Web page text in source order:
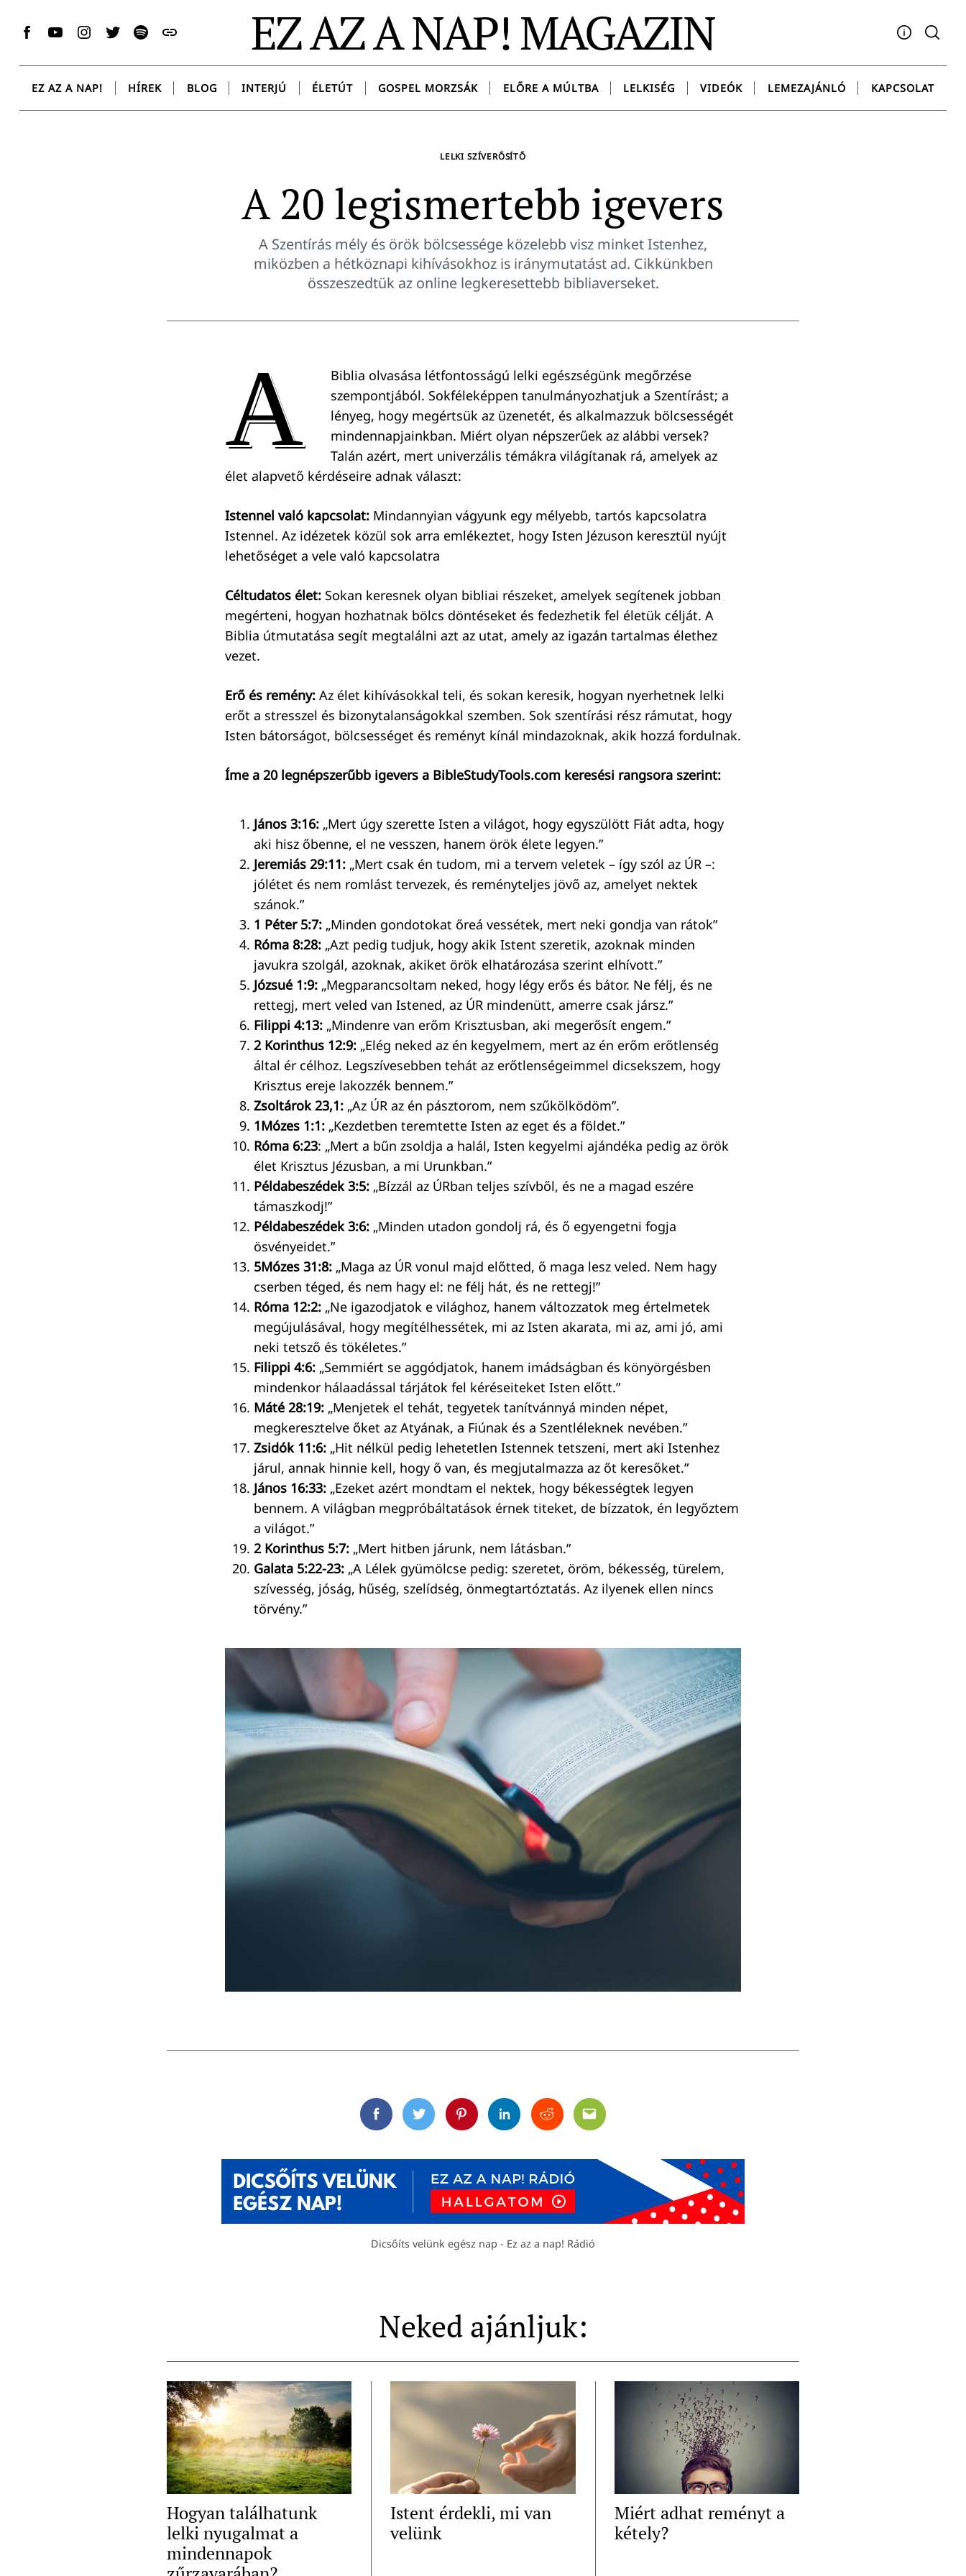
Facebook
YouTubeInstagram
TwitterSpotifyMessenger EZ AZ A NAP! MAGAZIN
Facebook
YouTubeInstagram
TwitterSpotify
EZ AZ A NAP! HÍREK BLOG INTERJÚ ÉLETÚT GOSPEL MORZSÁK ELŐRE A MÚLTBA LELKISÉG VIDEÓK LEMEZAJÁNLÓ KAPCSOLAT
LELKI SZÍVERŐSÍTŐ
A 20 legismertebb igevers
A Szentírás mély és örök bölcsessége közelebb visz minket Istenhez,
miközben a hétköznapi kihívásokhoz is iránymutatást ad. Cikkünkben
összeszedtük az online legkeresettebb bibliaverseket.
A
Biblia olvasása létfontosságú lelki egészségünk megőrzése
szempontjából. Sokféleképpen tanulmányozhatjuk a Szentírást; a
lényeg, hogy megértsük az üzenetét, és alkalmazzuk bölcsességét
mindennapjainkban. Miért olyan népszerűek az alábbi versek?
Talán azért, mert univerzális témákra világítanak rá, amelyek az
élet alapvető kérdéseire adnak választ:
Istennel való kapcsolat: Mindannyian vágyunk egy mélyebb, tartós kapcsolatra
Istennel. Az idézetek közül sok arra emlékeztet, hogy Isten Jézuson keresztül nyújt
lehetőséget a vele való kapcsolatra
Céltudatos élet:Sokan keresnek olyan bibliai részeket, amelyek segítenek jobban
megérteni, hogyan hozhatnak bölcs döntéseket és fedezhetik fel életük célját. A
Biblia útmutatása segít megtalálni azt az utat, amely az igazán tartalmas élethez
vezet.
Erő és remény:Az élet kihívásokkal teli, és sokan keresik, hogyan nyerhetnek lelki
erőt a stresszel és bizonytalanságokkal szemben. Sok szentírási rész rámutat, hogy
Isten bátorságot, bölcsességet és reményt kínál mindazoknak, akik hozzá fordulnak.
Íme a 20 legnépszerűbb igevers a BibleStudyTools.com keresési rangsora szerint:
János 3:16:„Mert úgy szerette Isten a világot, hogy egyszülött Fiát adta, hogy
aki hisz őbenne, el ne vesszen, hanem örök élete legyen.”
Jeremiás 29:11:„Mert csak én tudom, mi a tervem veletek – így szól az ÚR –:
jólétet és nem romlást tervezek, és reményteljes jövő az, amelyet nektek
szánok.”
1 Péter 5:7:„Minden gondotokat őreá vessétek, mert neki gondja van rátok”
Róma 8:28:„Azt pedig tudjuk, hogy akik Istent szeretik, azoknak minden
javukra szolgál, azoknak, akiket örök elhatározása szerint elhívott.”
Józsué 1:9:„Megparancsoltam neked, hogy légy erős és bátor. Ne félj, és ne
rettegj, mert veled van Istened, az ÚR mindenütt, amerre csak jársz.”
Filippi 4:13: „Mindenre van erőm Krisztusban, aki megerősít engem.”
2 Korinthus 12:9: „Elég neked az én kegyelmem, mert az én erőm erőtlenség
által ér célhoz. Legszívesebben tehát az erőtlenségeimmel dicsekszem, hogy
Krisztus ereje lakozzék bennem.”
Zsoltárok 23,1:„Az ÚR az én pásztorom, nem szűkölködöm”.
1Mózes 1:1:„Kezdetben teremtette Isten az eget és a földet.”
Róma 6:23: „Mert a bűn zsoldja a halál, Isten kegyelmi ajándéka pedig az örök
élet Krisztus Jézusban, a mi Urunkban.”
Példabeszédek 3:5:„Bízzál az ÚRban teljes szívből, és ne a magad eszére
támaszkodj!”
Példabeszédek 3:6:„Minden utadon gondolj rá, és ő egyengetni fogja
ösvényeidet.”
5Mózes 31:8: „Maga az ÚR vonul majd előtted, ő maga lesz veled. Nem hagy
cserben téged, és nem hagy el: ne félj hát, és ne rettegj!”
Róma 12:2:„Ne igazodjatok e világhoz, hanem változzatok meg értelmetek
megújulásával, hogy megítélhessétek, mi az Isten akarata, mi az, ami jó, ami
neki tetsző és tökéletes.”
Filippi 4:6:„Semmiért se aggódjatok, hanem imádságban és könyörgésben
mindenkor hálaadással tárjátok fel kéréseiteket Isten előtt.”
Máté 28:19:„Menjetek el tehát, tegyetek tanítvánnyá minden népet,
megkeresztelve őket az Atyának, a Fiúnak és a Szentléleknek nevében.”
Zsidók 11:6: „Hit nélkül pedig lehetetlen Istennek tetszeni, mert aki Istenhez
járul, annak hinnie kell, hogy ő van, és megjutalmazza az őt keresőket.”
János 16:33:„Ezeket azért mondtam el nektek, hogy békességtek legyen
bennem. A világban megpróbáltatások érnek titeket, de bízzatok, én legyőztem
a világot.”
2 Korinthus 5:7:„Mert hitben járunk, nem látásban.”
Galata 5:22-23:„A Lélek gyümölcse pedig: szeretet, öröm, békesség, türelem,
szívesség, jóság, hűség, szelídség, önmegtartóztatás. Az ilyenek ellen nincs
törvény.”
FacebookTwitterPinterestLinkedinRedditEmail
Dicsőíts velünk egész nap - Ez az a nap! Rádió
Neked ajánljuk:
Hogyan találhatunk
lelki nyugalmat a
mindennapok
Istent érdekli, mi van
velünk
Miért adhat reményt a
kétely?